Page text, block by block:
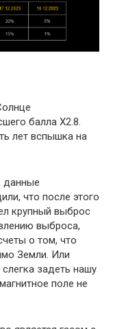
балла Х2.8.
лет вспышка на
данные
что после этого
крупный выброс
выброса,
о том, что
Земли. Или
задеть нашу
поле не